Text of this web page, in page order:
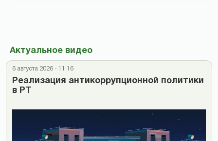
Актуальное видео
6 августа 2026 - 11:16
Реализация антикоррупционной политики
в РТ